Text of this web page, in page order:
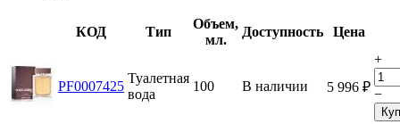
КОД Тип
Объем,
мл.
Доступность Цена
PF0007425
Туалетная
вода
100 В наличии 5 996 ₽
+
−